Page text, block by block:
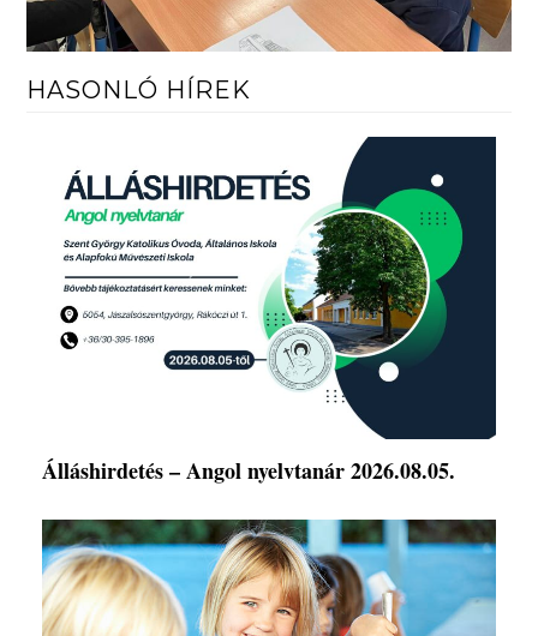
HASONLÓ HÍREK
Álláshirdetés – Angol nyelvtanár 2026.08.05.